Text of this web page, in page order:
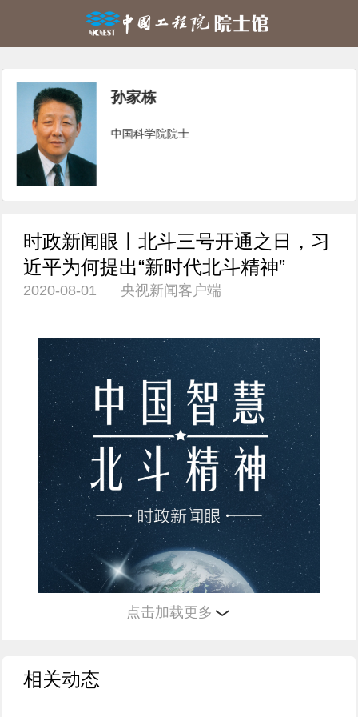
孙家栋
中国科学院院士
时政新闻眼丨北斗三号开通之日，习
近平为何提出“新时代北斗精神”
2020-08-01 央视新闻客户端
点击加载更多
相关动态